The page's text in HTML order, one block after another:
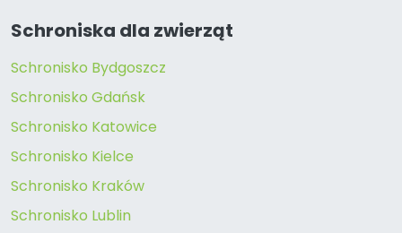
Schroniska dla zwierząt
Schronisko Bydgoszcz
Schronisko Gdańsk
Schronisko Katowice
Schronisko Kielce
Schronisko Kraków
Schronisko Lublin